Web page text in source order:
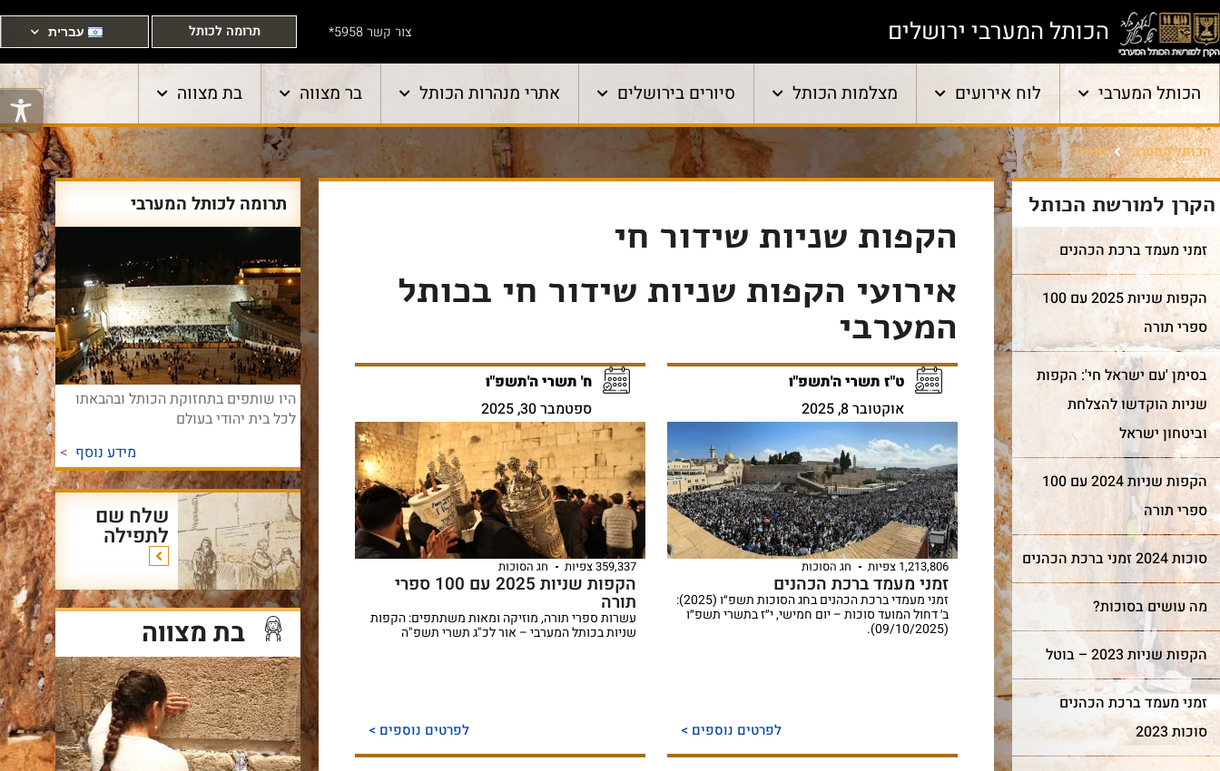
הכותל המערבי ירושלים צור קשר 5958* תרומה לכותל עברית
הכותל המערבי לוח אירועים מצלמות הכותל סיורים בירושלים אתרי מנהרות הכותל בר מצווה בת מצווה
הכותל המערבי תגיות
הקרן למורשת הכותל
זמני מעמד ברכת הכהנים
הקפות שניות 2025 עם 100
ספרי תורה
בסימן 'עם ישראל חי': הקפות
שניות הוקדשו להצלחת
וביטחון ישראל
הקפות שניות 2024 עם 100
ספרי תורה
סוכות 2024 זמני ברכת הכהנים
מה עושים בסוכות?
הקפות שניות 2023 – בוטל
זמני מעמד ברכת הכהנים
סוכות 2023
הקפות שניות שידור חי
אירועי הקפות שניות שידור חי בכותל
המערבי
ט"ז תשרי ה'תשפ"ו
אוקטובר 8, 2025
1,213,806 צפיות חג הסוכות
זמני מעמד ברכת הכהנים
זמני מעמדי ברכת הכהנים בחג הסוכות תשפ״ו (2025):
ב׳ דחול המועד סוכות – יום חמישי, י״ז בתשרי תשפ״ו
(09/10/2025).
לפרטים נוספים >
ח' תשרי ה'תשפ"ו
ספטמבר 30, 2025
359,337 צפיות חג הסוכות
הקפות שניות 2025 עם 100 ספרי
תורה
עשרות ספרי תורה, מוזיקה ומאות משתתפים: הקפות
שניות בכותל המערבי – אור לכ"ג תשרי תשפ"ה
לפרטים נוספים >
תרומה לכותל המערבי
היו שותפים בתחזוקת הכותל ובהבאתו
לכל בית יהודי בעולם
מידע נוסף >
שלח שם
לתפילה
בת מצווה